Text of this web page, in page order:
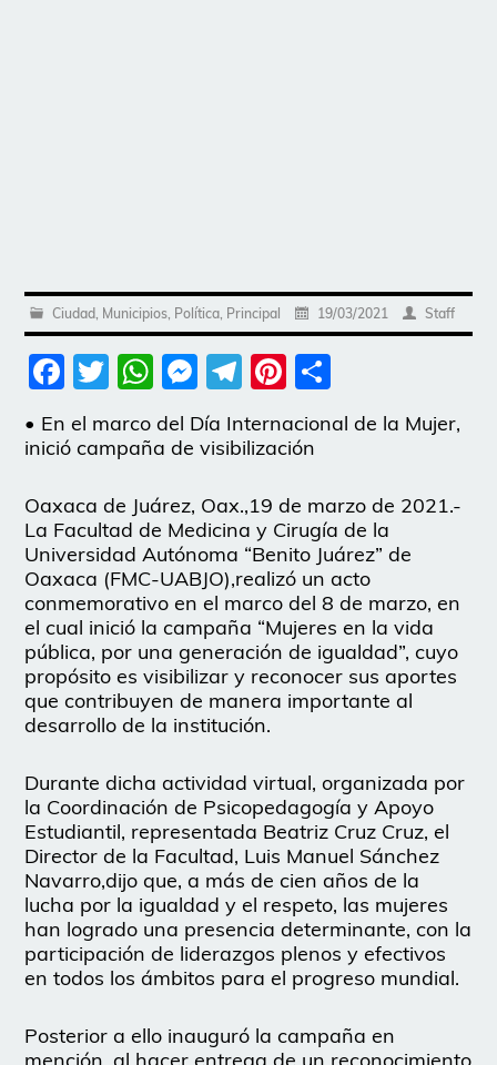
Ciudad Municipios Política Principal 19/03/2021 Staff
Facebook
Twitter
WhatsApp
Messenger
Telegram
Pinterest
• En el marco del Día Internacional de la Mujer,
inició campaña de visibilización
Oaxaca de Juárez, Oax.,19 de marzo de 2021.-
La Facultad de Medicina y Cirugía de la
Universidad Autónoma “Benito Juárez” de
Oaxaca (FMC-UABJO),realizó un acto
conmemorativo en el marco del 8 de marzo, en
el cual inició la campaña “Mujeres en la vida
pública, por una generación de igualdad”, cuyo
propósito es visibilizar y reconocer sus aportes
que contribuyen de manera importante al
desarrollo de la institución.
Durante dicha actividad virtual, organizada por
la Coordinación de Psicopedagogía y Apoyo
Estudiantil, representada Beatriz Cruz Cruz, el
Director de la Facultad, Luis Manuel Sánchez
Navarro,dijo que, a más de cien años de la
lucha por la igualdad y el respeto, las mujeres
han logrado una presencia determinante, con la
participación de liderazgos plenos y efectivos
en todos los ámbitos para el progreso mundial.
Posterior a ello inauguró la campaña en
mención, al hacer entrega de un reconocimiento